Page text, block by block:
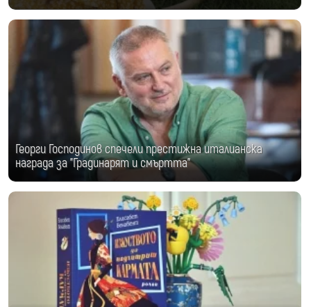
Георги Господинов спечели престижна италианска
награда за "Градинарят и смъртта"